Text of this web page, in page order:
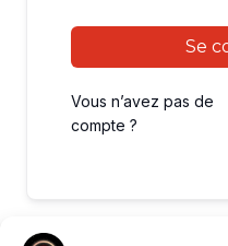
Se
Vous n’avez pas de
compte ?